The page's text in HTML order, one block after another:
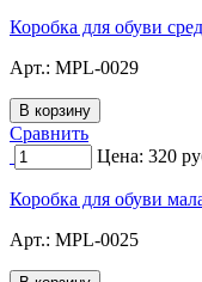
Коробка для обуви
Арт.: MPL-0029
Сравнить
Цена: 320
Коробка для обуви
Арт.: MPL-0025